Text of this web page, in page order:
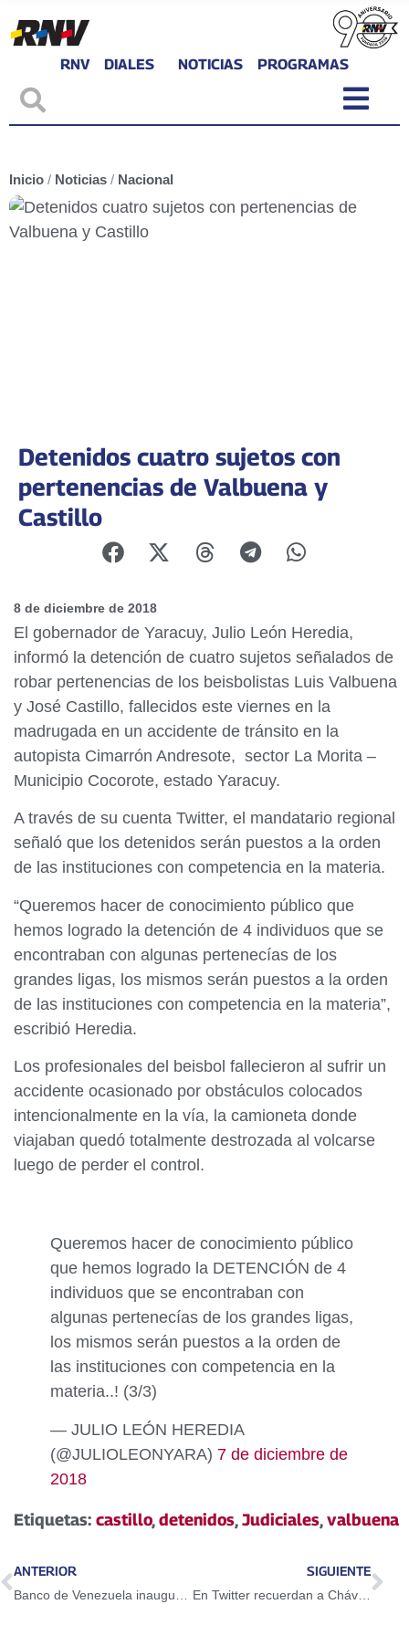
RNV DIALES NOTICIAS PROGRAMAS
Inicio / Noticias / Nacional
Detenidos cuatro sujetos con
pertenencias de Valbuena y
Castillo
8 de diciembre de 2018
El gobernador de Yaracuy, Julio León Heredia,
informó la detención de cuatro sujetos señalados de
robar pertenencias de los beisbolistas Luis Valbuena
y José Castillo, fallecidos este viernes en la
madrugada en un accidente de tránsito en la
autopista Cimarrón Andresote, sector La Morita –
Municipio Cocorote, estado Yaracuy.
A través de su cuenta Twitter, el mandatario regional
señaló que los detenidos serán puestos a la orden
de las instituciones con competencia en la materia.
“Queremos hacer de conocimiento público que
hemos logrado la detención de 4 individuos que se
encontraban con algunas pertenecías de los
grandes ligas, los mismos serán puestos a la orden
de las instituciones con competencia en la materia”,
escribió Heredia.
Los profesionales del beisbol fallecieron al sufrir un
accidente ocasionado por obstáculos colocados
intencionalmente en la vía, la camioneta donde
viajaban quedó totalmente destrozada al volcarse
luego de perder el control.
Queremos hacer de conocimiento público
que hemos logrado la DETENCIÓN de 4
individuos que se encontraban con
algunas pertenecías de los grandes ligas,
los mismos serán puestos a la orden de
las instituciones con competencia en la
materia..! (3/3)
— JULIO LEÓN HEREDIA
(@JULIOLEONYARA) 7 de diciembre de
2018
Etiquetas: castillo,detenidos,Judiciales,valbuena
ANTERIOR SIGUIENTE
En Twitter recuerdan a Chávez en el Día del Amor y la Lealtad a su legado